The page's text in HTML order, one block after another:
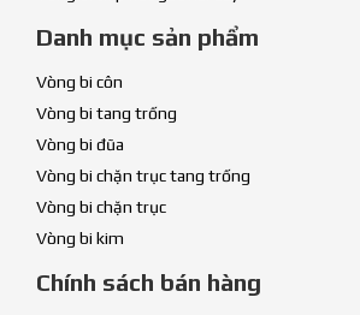
Danh mục sản phẩm
Vòng bi côn
Vòng bi tang trống
Vòng bi đũa
Vòng bi chặn trục tang trống
Vòng bi chặn trục
Vòng bi kim
Chính sách bán hàng